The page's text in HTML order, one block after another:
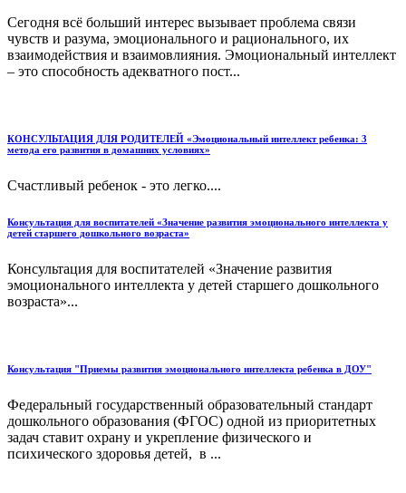
Сегодня всё больший интерес вызывает проблема связи
чувств и разума, эмоционального и рационального, их
взаимодействия и взаимовлияния. Эмоциональный интеллект
– это способность адекватного пост...
КОНСУЛЬТАЦИЯ ДЛЯ РОДИТЕЛЕЙ «Эмоциональный интеллект ребенка: 3
метода его развития в домашних условиях»
Счастливый ребенок - это легко....
Консультация для воспитателей «Значение развития эмоционального интеллекта у
детей старшего дошкольного возраста»
Консультация для воспитателей «Значение развития
эмоционального интеллекта у детей старшего дошкольного
возраста»...
Консультация "Приемы развития эмоционального интеллекта ребенка в ДОУ"
Федеральный государственный образовательный стандарт
дошкольного образования (ФГОС) одной из приоритетных
задач ставит охрану и укрепление физического и
психического здоровья детей, в ...